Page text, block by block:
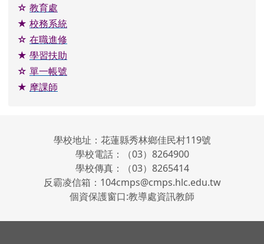
☆ 教育處
★ 校務系統
☆ 在職進修
★ 學習扶助
☆ 單一帳號
★ 摩課師
學校地址：花蓮縣秀林鄉佳民村119號
學校電話：（03）8264900
學校傳真：（03）8265414
反霸凌信箱：104cmps@cmps.hlc.edu.tw
個資保護窗口:教導處資訊教師